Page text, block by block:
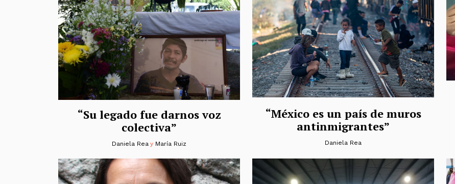
“Su legado fue darnos voz
colectiva”
Daniela Reay María Ruiz
“México es un país de muros
antinmigrantes”
Daniela Rea